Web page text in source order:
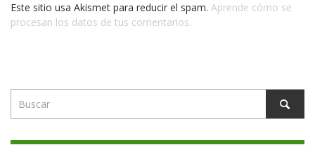
Este sitio usa Akismet para reducir el spam. Aprende cómo se
procesan los datos de tus comentarios.